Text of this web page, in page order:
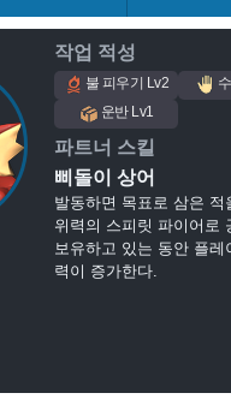
작업 적성
불 피우기 Lv2
운반 Lv1
파트너 스킬
삐돌이 상어
발동하면 목표로 삼은 적
위력의 스피릿 파이어로
보유하고 있는 동안 플레
력이 증가한다.